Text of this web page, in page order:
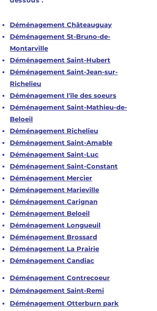
Déménagement Châteauguay
Déménagement St-Bruno-de-
Montarville
Déménagement Saint-Hubert
Déménagement Saint-Jean-sur-
Richelieu
Déménagement l'île des soeurs
Déménagement Saint-Mathieu-de-
Beloeil
Déménagement Richelieu
Déménagement Saint-Amable
Déménagement Saint-Luc
Déménagement Saint-Constant
Déménagement Mercier
Déménagement Marieville
Déménagement Carignan
Déménagement Beloeil
Déménagement Longueuil
Déménagement Brossard
Déménagement La Prairie
Déménagement Candiac
Déménagement Contrecoeur
Déménagement Saint-Remi
Déménagement Otterburn park